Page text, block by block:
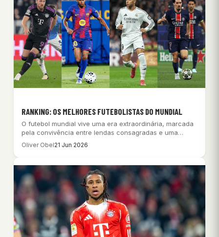
RANKING: OS MELHORES FUTEBOLISTAS DO MUNDIAL
O futebol mundial vive uma era extraordinária, marcada
pela convivência entre lendas consagradas e uma…
Oliver Obel21 Jun 2026